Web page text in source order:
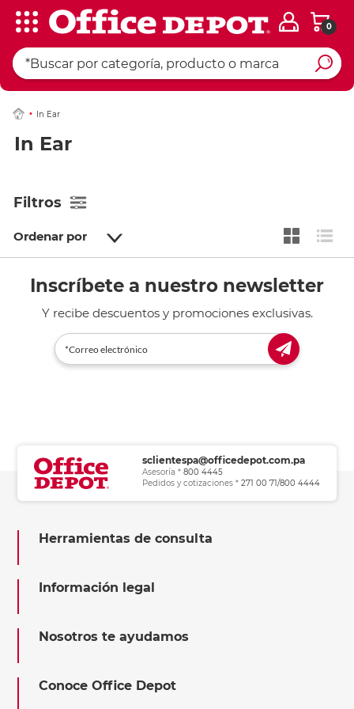
0
In Ear
In Ear
Filtros
Ordenar por
Inscríbete a nuestro newsletter
Y recibe descuentos y promociones exclusivas.
sclientespa@officedepot.com.pa
Asesoría * 800 4445
Pedidos y cotizaciones * 271 00 71/800 4444
Herramientas de consulta
Información legal
Nosotros te ayudamos
Conoce Office Depot